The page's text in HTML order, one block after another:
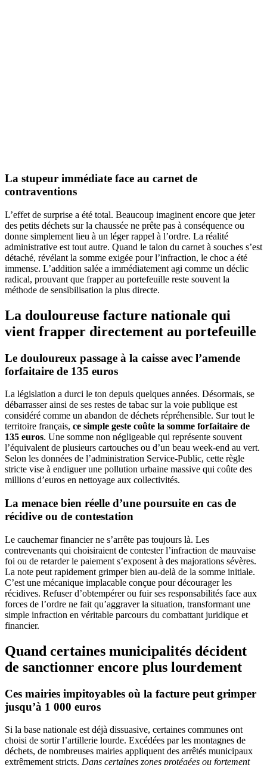
La stupeur immédiate face au carnet de
contraventions
L’effet de surprise a été total. Beaucoup imaginent encore que jeter
des petits déchets sur la chaussée ne prête pas à conséquence ou
donne simplement lieu à un léger rappel à l’ordre. La réalité
administrative est tout autre. Quand le talon du carnet à souches s’est
détaché, révélant la somme exigée pour l’infraction, le choc a été
immense. L’addition salée a immédiatement agi comme un déclic
radical, prouvant que frapper au portefeuille reste souvent la
méthode de sensibilisation la plus directe.
La douloureuse facture nationale qui
vient frapper directement au portefeuille
Le douloureux passage à la caisse avec l’amende
forfaitaire de 135 euros
La législation a durci le ton depuis quelques années. Désormais, se
débarrasser ainsi de ses restes de tabac sur la voie publique est
considéré comme un abandon de déchets répréhensible. Sur tout le
territoire français, ce simple geste coûte la somme forfaitaire de
135 euros. Une somme non négligeable qui représente souvent
l’équivalent de plusieurs cartouches ou d’un beau week-end au vert.
Selon les données de l’administration Service-Public, cette règle
stricte vise à endiguer une pollution urbaine massive qui coûte des
millions d’euros en nettoyage aux collectivités.
La menace bien réelle d’une poursuite en cas de
récidive ou de contestation
Le cauchemar financier ne s’arrête pas toujours là. Les
contrevenants qui choisiraient de contester l’infraction de mauvaise
foi ou de retarder le paiement s’exposent à des majorations sévères.
La note peut rapidement grimper bien au-delà de la somme initiale.
C’est une mécanique implacable conçue pour décourager les
récidives. Refuser d’obtempérer ou fuir ses responsabilités face aux
forces de l’ordre ne fait qu’aggraver la situation, transformant une
simple infraction en véritable parcours du combattant juridique et
financier.
Quand certaines municipalités décident
de sanctionner encore plus lourdement
Ces mairies impitoyables où la facture peut grimper
jusqu’à 1 000 euros
Si la base nationale est déjà dissuasive, certaines communes ont
choisi de sortir l’artillerie lourde. Excédées par les montagnes de
déchets, de nombreuses mairies appliquent des arrêtés municipaux
extrêmement stricts. Dans certaines zones protégées ou fortement